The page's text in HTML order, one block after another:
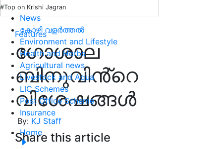
#Top on Krishi Jagran
News
കോഴി വളർത്തൽ
Environment and Lifestyle
Health and Herbs
Agricultural news
Livestock and Aqua
LIC Schemes
Post Office Scheme
Insurance
Home
Features
ഗോശാല
ബിനുവിൻ്റെ
വിശേഷങ്ങള്‍
By: KJ Staff
Share this article